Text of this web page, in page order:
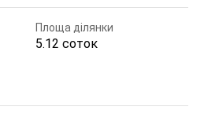
Площа ділянки
5.12 соток